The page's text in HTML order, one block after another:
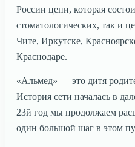
России цепи, которая
стоматологических, так и
Чите, Иркутске,
Краснодаре.
«Альмед» — это дитя
История сети началась в
23й год мы продолжаем
один большой шаг в этом